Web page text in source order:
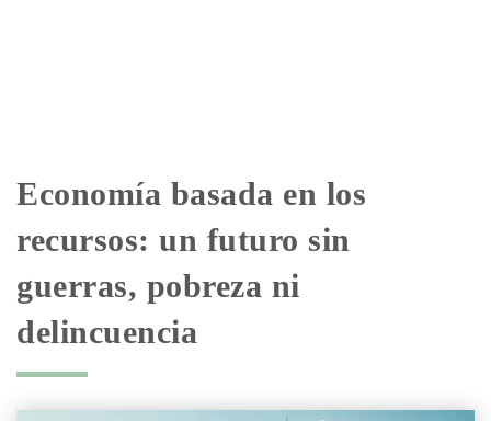
Economía basada en los
recursos: un futuro sin
guerras, pobreza ni
delincuencia